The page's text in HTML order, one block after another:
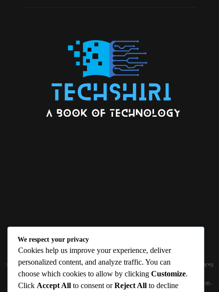
ABOUT US
জ্ঞান বিজ্ঞানের উৎকর্ষ আমাদের প্রভাবিত করে। আলোকিত করে। সেই আলো কে ধারণ কর দেশ ও বিদেশের
তথ্যপ্রযুক্তির অতিসাম্প্রতিক খবরাখবর পাঠকের হাতের মুঠোয় দিতে চায় টেকসিঁড়ি ডট কম।
প্রকাশক ও নির্বাহী সম্পাদকঃ সামিউল হক সুমন ১৮৮/১ (২য় তলা), ইনার সার্কুলার রোড, আরামবাগ, ঢাকা-
We respect your privacy
Cookies help us improve your experience, deliver
personalized content, and analyze traffic. You can
choose which cookies to allow by clicking Customize.
Click Accept All to consent orReject All to decline